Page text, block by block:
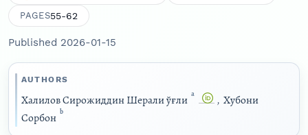
PAGES55-62
Published 2026-01-15
AUTHORS
Халилов Сирожиддин Шерали ўғли a , Хубони
Сорбон b